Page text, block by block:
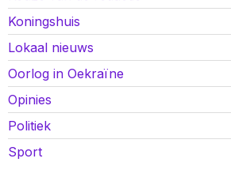
Koningshuis
Lokaal nieuws
Oorlog in Oekraïne
Opinies
Politiek
Sport